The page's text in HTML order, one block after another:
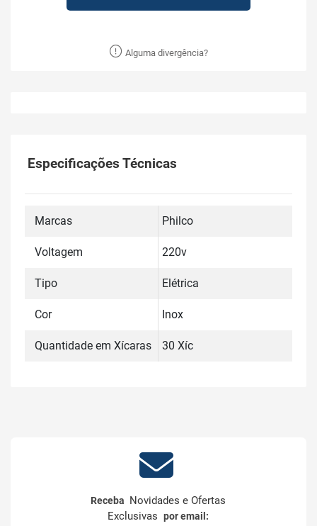
Alguma divergência?
Especificações Técnicas
Marcas Philco
Voltagem 220v
Tipo Elétrica
Cor Inox
Quantidade em Xícaras 30 Xíc
Receba Novidades e Ofertas
Exclusivaspor email: